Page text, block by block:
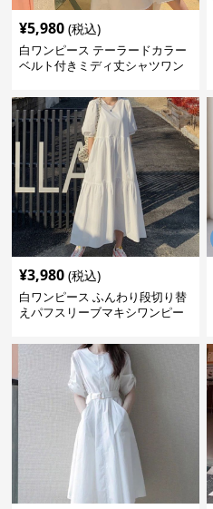
¥5,980 (税込)
白ワンピース テーラードカラー
ベルト付きミディ丈シャツワン
¥3,980 (税込)
白ワンピース ふんわり段切り替
えパフスリーブマキシワンピー